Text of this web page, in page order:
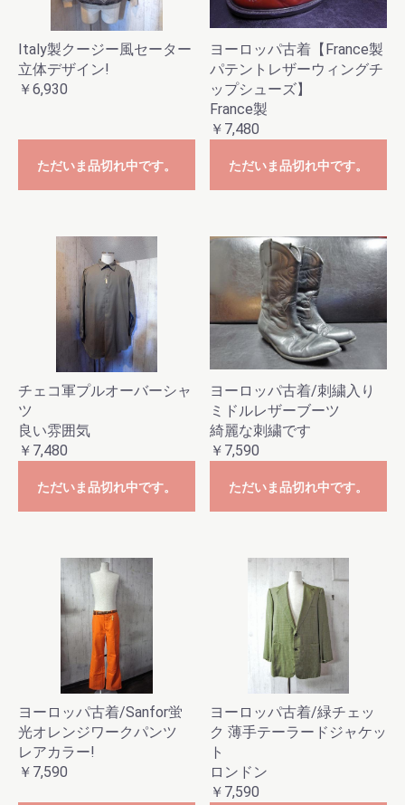
Italy製クージー風セーター
立体デザイン!
￥6,930
ただいま品切れ中です。
ヨーロッパ古着【France製
パテントレザーウィングチ
ップシューズ】
France製
￥7,480
ただいま品切れ中です。
チェコ軍プルオーバーシャ
ツ
良い雰囲気
￥7,480
ただいま品切れ中です。
ヨーロッパ古着/刺繍入り
ミドルレザーブーツ
綺麗な刺繍です
￥7,590
ただいま品切れ中です。
ヨーロッパ古着/Sanfor蛍
光オレンジワークパンツ
レアカラー!
￥7,590
ヨーロッパ古着/緑チェッ
ク 薄手テーラードジャケッ
ト
ロンドン
￥7,590